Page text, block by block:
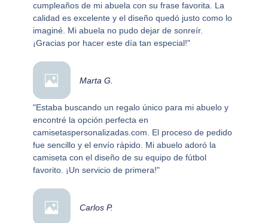
cumpleaños de mi abuela con su frase favorita. La
calidad es excelente y el diseño quedó justo como lo
imaginé. Mi abuela no pudo dejar de sonreír.
¡Gracias por hacer este día tan especial!"
Marta G.
"Estaba buscando un regalo único para mi abuelo y
encontré la opción perfecta en
camisetaspersonalizadas.com. El proceso de pedido
fue sencillo y el envío rápido. Mi abuelo adoró la
camiseta con el diseño de su equipo de fútbol
favorito. ¡Un servicio de primera!"
Carlos P.